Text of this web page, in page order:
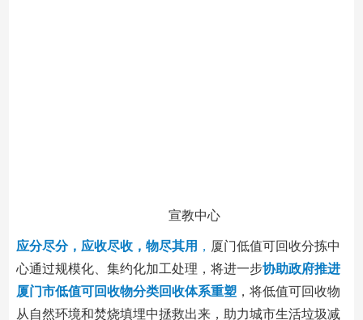
宣教中心
应分尽分，应收尽收，物尽其用 ， 厦门低值可回收分拣中
心通过规模化、集约化加工处理，将进一步协助政府推进
厦门市低值可回收物分类回收体系重塑，将低值可回收物
从自然环境和焚烧填埋中拯救出来，助力城市生活垃圾减